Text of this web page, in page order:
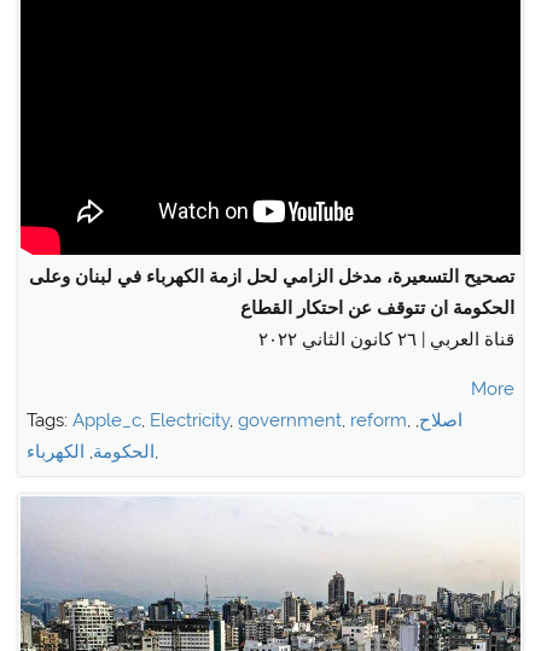
تصحيح التسعيرة، مدخل الزامي لحل ازمة الكهرباء في لبنان وعلى
الحكومة ان تتوقف عن احتكار القطاع
قناة العربي | ٢٦ كانون الثاني ٢٠٢٢
More
Tags: Apple_c, Electricity, government, reform, اصلاح,
الحكومة, الكهرباء ,